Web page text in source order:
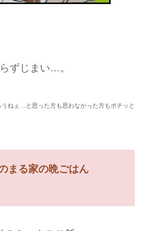
ずじまい…。
ねぇ…と思った方も思わなかった方もポチッと
まる家の晩ごはん